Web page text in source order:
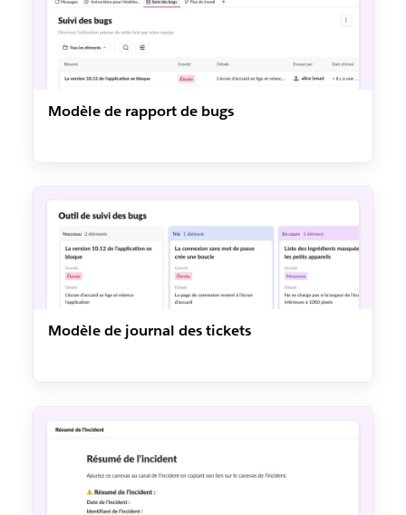
Modèle de rapport de bugs
Modèle de journal des tickets